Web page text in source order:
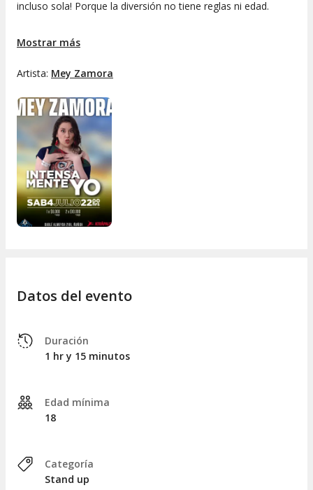
incluso sola! Porque la diversión no tiene reglas ni edad.
esta propuesta de stand up comedy en Ñuñoa. Reserva tu
asegura tu lugar en"IntensaMente YO".
buen show de comedia!
Mostrar más
Artista: Mey Zamora
Datos del evento
Duración
1 hr y 15 minutos
Edad mínima
18
Categoría
Stand up